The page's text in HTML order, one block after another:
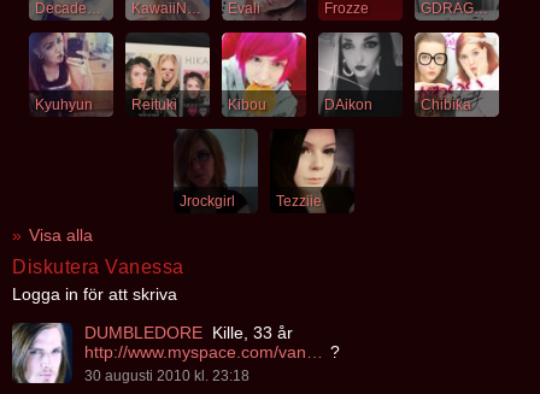
Decadence KawaiiNaka Evali Frozze GDRAGON
Kyuhyun Reituki Kibou DAikon Chibika
Jrockgirl Tezziie
Visa alla
Diskutera Vanessa
Logga in för att skriva
DUMBLEDORE Kille, 33 år
?
30 augusti 2010 kl. 23:18